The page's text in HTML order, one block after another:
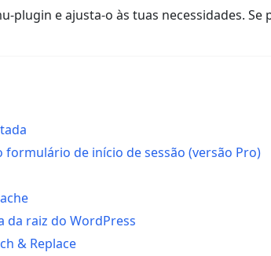
plugin e ajusta-o às tuas necessidades. Se
de início de sessão (versão Pro)
da raiz do WordPress
& Replace